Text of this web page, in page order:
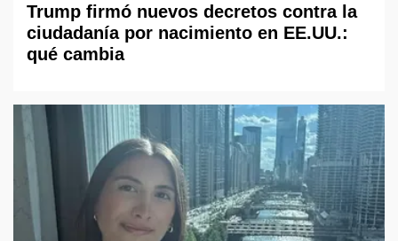
Trump firmó nuevos decretos contra la
ciudadanía por nacimiento en EE.UU.:
qué cambia